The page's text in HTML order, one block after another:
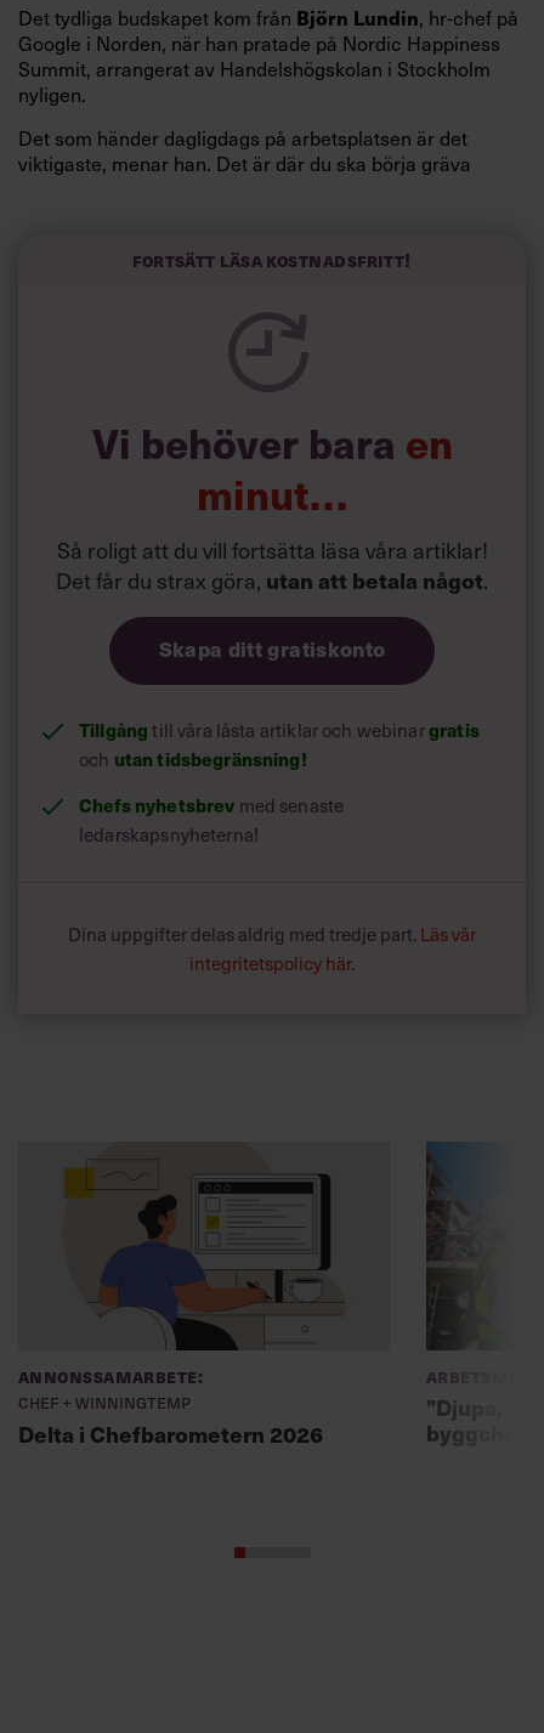
Det tydliga budskapet kom från Björn Lundin, hr-chef på
Google i Norden, när han pratade på Nordic Happiness
Summit, arrangerat av Handelshögskolan i Stockholm
nyligen.
Det som händer dagligdags på arbetsplatsen är det
viktigaste, menar han. Det är där du ska börja gräva
och höjt arbetsglädjen på Google:
Fortsätt läsa kostnadsfritt!
Vi behöver bara en
minut…
Så roligt att du vill fortsätta läsa våra artiklar!
Det får du strax göra, utan att betala något.
Skapa ditt gratiskonto
Tillgångtill våra låsta artiklar och webinargratis
och utan tidsbegränsning!
Chefs nyhetsbrev med senaste
ledarskapsnyheterna!
Dina uppgifter delas aldrig med tredje part. Läs vår
integritetspolicy här.
Annonssamarbete:
Chef + Winningtemp
Delta i Chefbarometern 2026
Arbetsmiljö
”Djupa,